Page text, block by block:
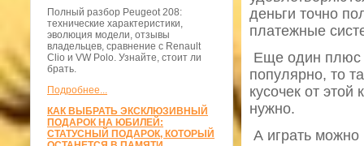
Полный разбор Peugeot 208:
технические характеристики,
эволюция модели, отзывы
владельцев, сравнение с Renault
Clio и VW Polo. Узнайте, стоит ли
брать.
Подробнее...
КАК ВЫБРАТЬ ЭКСКЛЮЗИВНЫЙ
ПОДАРОК НА ЮБИЛЕЙ:
СТАТУСНЫЙ ПОДАРОК, КОТОРЫЙ
деньги точно
платежные
Еще один плюс
популярно, то
кусочек от
нужно.
А играть